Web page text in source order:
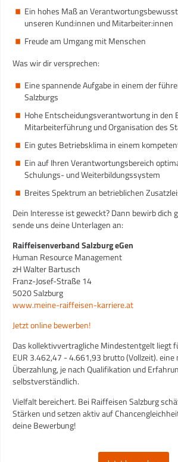
Ein hohes Maß an
unseren Kund:innen und Mitarbeiter:innen
Freude am Umgang mit Menschen
Was wir dir versprechen:
Eine spannende Aufgabe in einem der
Salzburgs
Hohe Entscheidungsverantwortung in den
Mitarbeiterführung und Organisation des
Ein gutes Betriebsklima in einem
Ein auf Ihren Verantwortungsbereich
Schulungs- und Weiterbildungssystem
Breites Spektrum an betrieblichen
Dein Interesse ist geweckt? Dann bewirb dich
sende uns deine Unterlagen an:
Raiffeisenverband Salzburg eGen
Human Resource Management
zH Walter Bartusch
Franz-Josef-Straße 14
5020 Salzburg
www.meine-raiffeisen-karriere.at
Jetzt online bewerben!
Das kollektivvertragliche Mindestentgelt liegt
EUR 3.462,47 - 4.661,93 brutto (Vollzeit).
Überzahlung, je nach Qualifikation und
selbstverständlich.
Vielfalt bereichert. Bei Raiffeisen Salzburg
Stärken und setzen aktiv auf
deine Bewerbung!